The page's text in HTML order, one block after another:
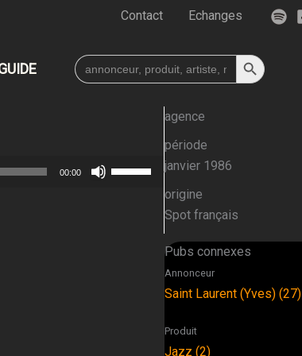
Contact Echanges
Search
for:
Search Button
00:00
augmenter
agence
période
janvier 1986
origine
Spot français
Pubs connexes
Annonceur
Saint Laurent (Yves) (27)
Produit
Jazz (2)